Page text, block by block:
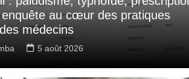
au cœur des pratiques
médecins
5 août 2026